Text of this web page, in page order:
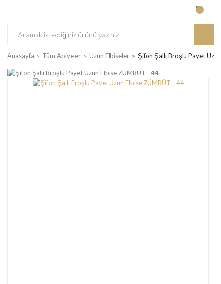
Anasayfa Tüm Abiyeler Uzun Elbiseler Şifon Şallı Broşlu Payet